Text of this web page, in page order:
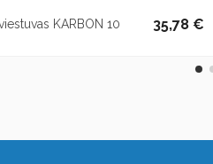
KARBON 10
35,78 €